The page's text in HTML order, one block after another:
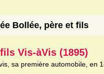
Bollée, père et fils
Vis-àVis (1895)
sa première automobile, en